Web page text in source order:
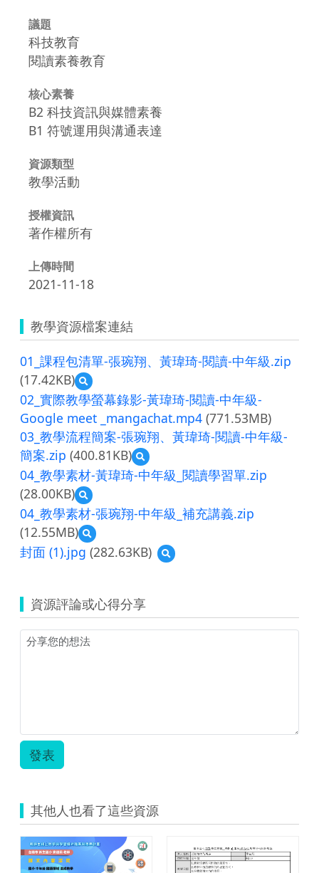
議題
科技教育
閱讀素養教育
核心素養
B2 科技資訊與媒體素養
B1 符號運用與溝通表達
資源類型
教學活動
授權資訊
著作權所有
上傳時間
2021-11-18
教學資源檔案連結
01_課程包清單-張琬翔、黃瑋琦-閱讀-中年級.zip
(17.42KB)
預
覽
01_
課
程
包
清
單-
張
琬
翔、
黃
瑋
琦-
中
年
02_實際教學螢幕錄影-黃瑋琦-閱讀-中年級-
Google meet _mangachat.mp4 (771.53MB)
03_教學流程簡案-張琬翔、黃瑋琦-閱讀-中年級-
簡案.zip (400.81KB)
預
覽
03_
學
簡
翔、
黃
瑋
04_教學素材-黃瑋琦-中年級_閱讀學習單.zip
(28.00KB)
預
覽
04_
教
學
素
瑋
琦-
中
年
單.zip
04_教學素材-張琬翔-中年級_補充講義.zip
(12.55MB)
預
覽
04_
素
材-
張
充
封面 (1).jpg (282.63KB)
預
覽
資源評論或心得分享
發表
其他人也看了這些資源